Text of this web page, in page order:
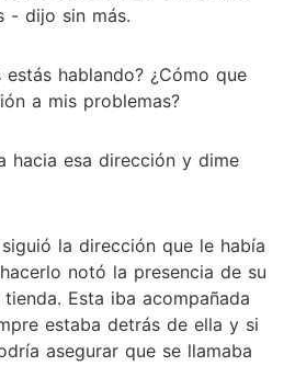
- dijo sin más.
hablando? ¿Cómo que
a mis problemas?
hacia esa dirección y dime
la dirección que le había
notó la presencia de su
Esta iba acompañada
estaba detrás de ella y si
asegurar que se llamaba